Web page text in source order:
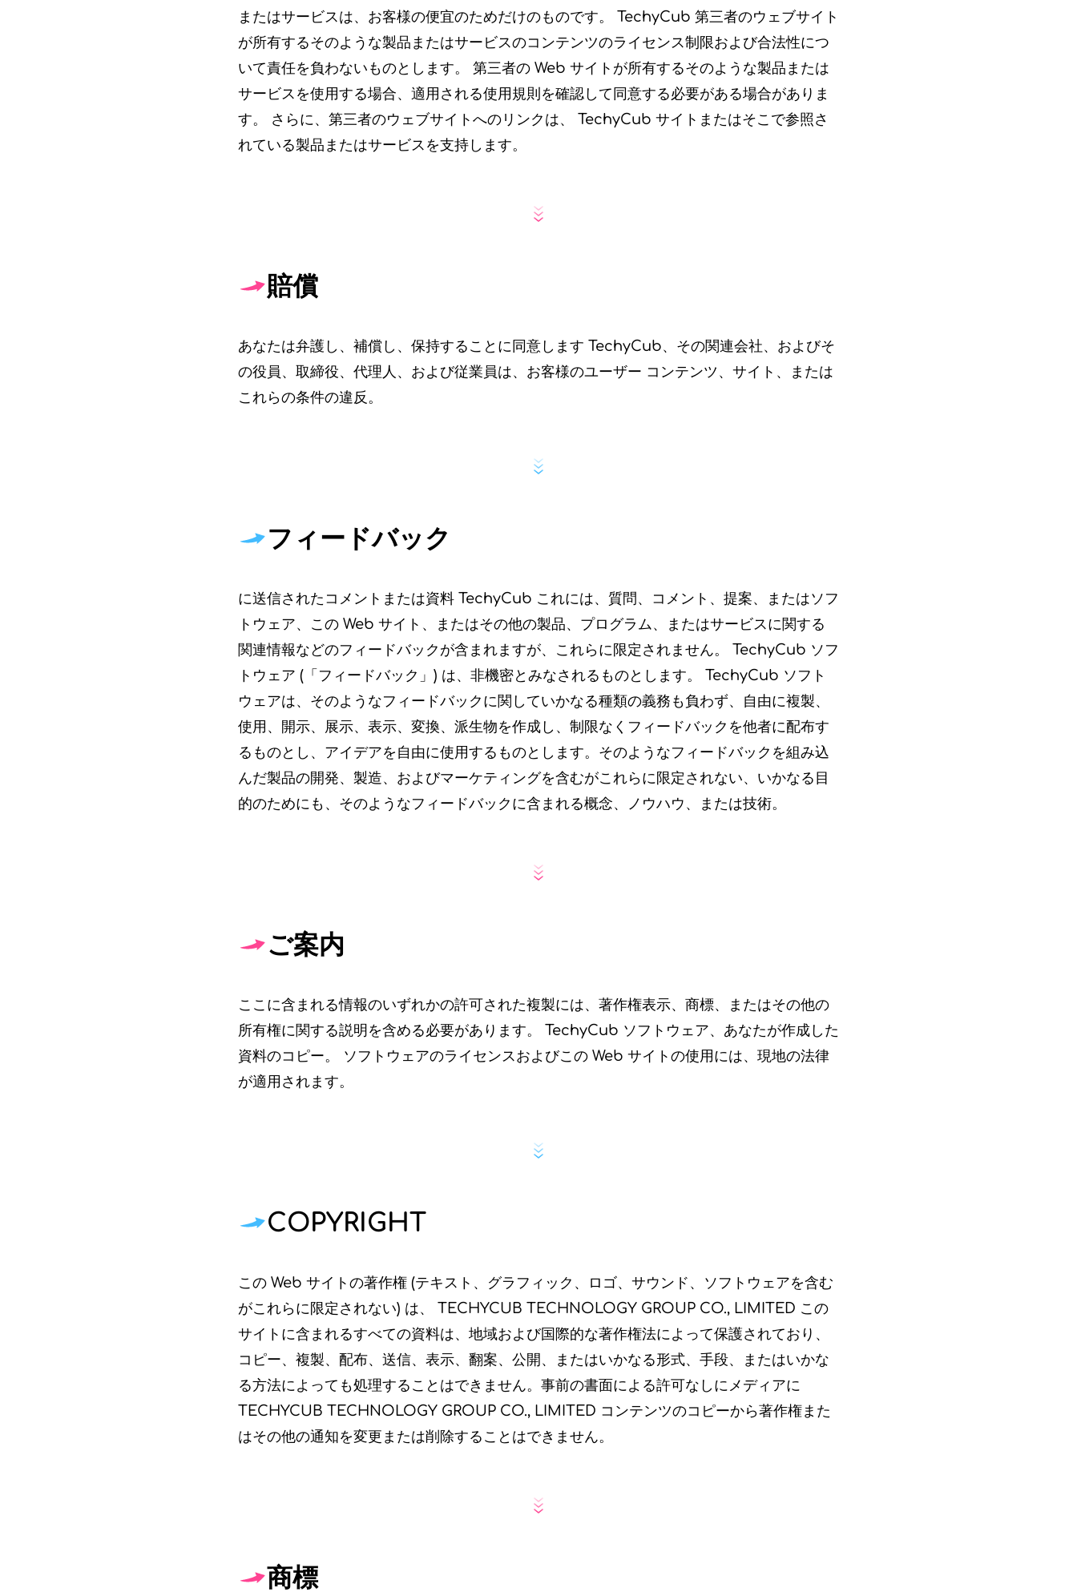
またはサービスは、お客様の便宜のためだけのものです。 TechyCub 第三者のウェブサイト
が所有するそのような製品またはサービスのコンテンツのライセンス制限および合法性につ
いて責任を負わないものとします。 第三者の Web サイトが所有するそのような製品または
サービスを使用する場合、適用される使用規則を確認して同意する必要がある場合がありま
す。 さらに、第三者のウェブサイトへのリンクは、 TechyCub サイトまたはそこで参照さ
れている製品またはサービスを支持します。
賠償
あなたは弁護し、補償し、保持することに同意します TechyCub、その関連会社、およびそ
の役員、取締役、代理人、および従業員は、お客様のユーザー コンテンツ、サイト、または
これらの条件の違反。
フィードバック
に送信されたコメントまたは資料 TechyCub これには、質問、コメント、提案、またはソフ
トウェア、この Web サイト、またはその他の製品、プログラム、またはサービスに関する
関連情報などのフィードバックが含まれますが、これらに限定されません。 TechyCub ソフ
トウェア (「フィードバック」) は、非機密とみなされるものとします。 TechyCub ソフト
ウェアは、そのようなフィードバックに関していかなる種類の義務も負わず、自由に複製、
使用、開示、展示、表示、変換、派生物を作成し、制限なくフィードバックを他者に配布す
るものとし、アイデアを自由に使用するものとします。そのようなフィードバックを組み込
んだ製品の開発、製造、およびマーケティングを含むがこれらに限定されない、いかなる目
的のためにも、そのようなフィードバックに含まれる概念、ノウハウ、または技術。
ご案内
ここに含まれる情報のいずれかの許可された複製には、著作権表示、商標、またはその他の
所有権に関する説明を含める必要があります。 TechyCub ソフトウェア、あなたが作成した
資料のコピー。 ソフトウェアのライセンスおよびこの Web サイトの使用には、現地の法律
が適用されます。
COPYRIGHT
この Web サイトの著作権 (テキスト、グラフィック、ロゴ、サウンド、ソフトウェアを含む
がこれらに限定されない) は、 TECHYCUB TECHNOLOGY GROUP CO., LIMITED この
サイトに含まれるすべての資料は、地域および国際的な著作権法によって保護されており、
コピー、複製、配布、送信、表示、翻案、公開、またはいかなる形式、手段、またはいかな
る方法によっても処理することはできません。事前の書面による許可なしにメディアに
TECHYCUB TECHNOLOGY GROUP CO., LIMITED コンテンツのコピーから著作権また
はその他の通知を変更または削除することはできません。
商標